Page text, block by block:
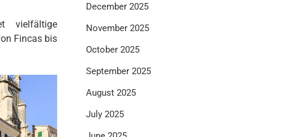
vielfältige
Fincas bis
December 2025
November 2025
October 2025
September 2025
August 2025
July 2025